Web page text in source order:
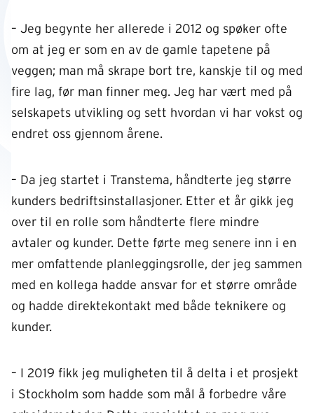
– Jeg begynte her allerede i 2012 og spøker ofte
om at jeg er som en av de gamle tapetene på
veggen; man må skrape bort tre, kanskje til og med
fire lag, før man finner meg. Jeg har vært med på
selskapets utvikling og sett hvordan vi har vokst og
endret oss gjennom årene.
– Da jeg startet i Transtema, håndterte jeg større
kunders bedriftsinstallasjoner. Etter et år gikk jeg
over til en rolle som håndterte flere mindre
avtaler og kunder. Dette førte meg senere inn i en
mer omfattende planleggingsrolle, der jeg sammen
med en kollega hadde ansvar for et større område
og hadde direktekontakt med både teknikere og
kunder.
– I 2019 fikk jeg muligheten til å delta i et prosjekt
i Stockholm som hadde som mål å forbedre våre